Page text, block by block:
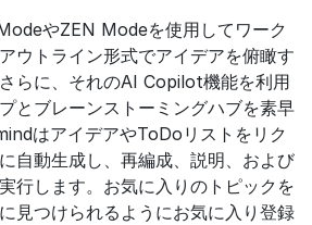
やZEN Modeを使用してワーク
ウトライン形式でアイデアを俯瞰す
らに、それのAI Copilot機能を利用
とブレーンストーミングハブを素早
はアイデアやToDoリストをリク
自動生成し、再編成、説明、および
行します。お気に入りのトピックを
見つけられるようにお気に入り登録